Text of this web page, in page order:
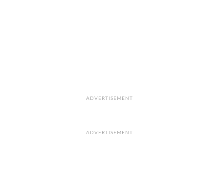
ADVERTISEMENT
ADVERTISEMENT